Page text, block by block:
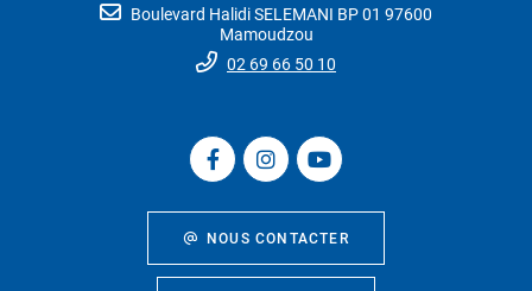
Boulevard Halidi SELEMANI BP 01 97600
Mamoudzou
02 69 66 50 10
NOUS CONTACTER